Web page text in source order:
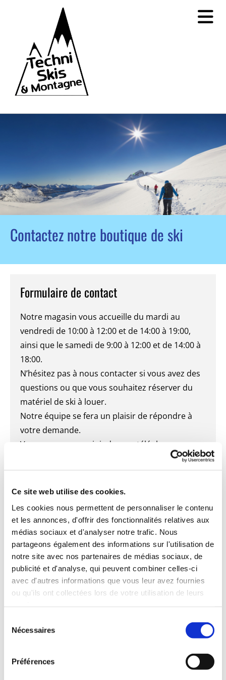
Ce site web utilise des cookies.
Les cookies nous permettent de personnaliser le contenu
et les annonces, d'offrir des fonctionnalités relatives aux
médias sociaux et d'analyser notre trafic. Nous
partageons également des informations sur l'utilisation de
notre site avec nos partenaires de médias sociaux, de
publicité et d'analyse, qui peuvent combiner celles-ci
avec d'autres informations que vous leur avez fournies
ou qu'ils ont collectées lors de votre utilisation de leurs
Nécessaires
Préférences
Accéder au contenu
Contactez notre boutique de ski
Formulaire de contact
Notre magasin vous accueille du mardi au
vendredi de 10:00 à 12:00 et de 14:00 à 19:00,
ainsi que le samedi de 9:00 à 12:00 et de 14:00 à
18:00.
N’hésitez pas à nous contacter si vous avez des
questions ou que vous souhaitez réserver du
matériel de ski à louer.
Notre équipe se fera un plaisir de répondre à
votre demande.
Vous pouvez nous joindre par téléphone, par e-
mail ou en remplissant le formulaire de contact
de cette page.
Merci de remplir le formulaire ci-contre et nous
vous contacterons dès que possible.
03 88 81 81 50
 techniskis@gmail.com
34 Rue PRINCIPALE
67206 MITTELHAUSBERGEN